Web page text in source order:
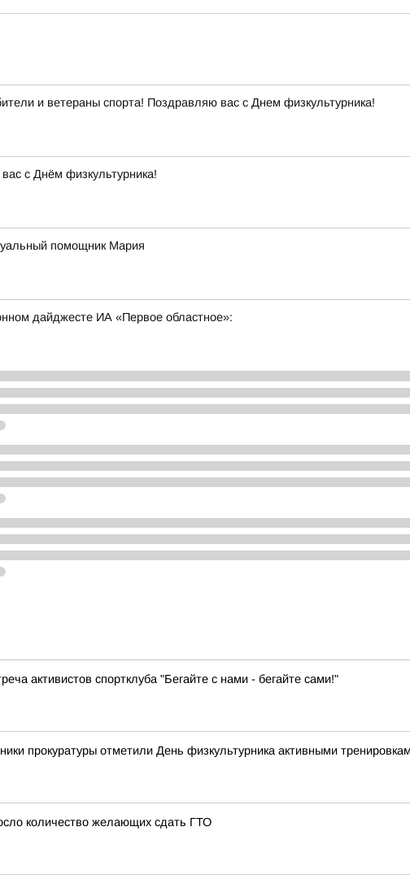
и ветераны спорта! Поздравляю вас с Днем физкультурника!
с Днём физкультурника!
помощник Мария
дайджесте ИА «Первое областное»:
активистов спортклуба "Бегайте с нами - бегайте сами!"
прокуратуры отметили День физкультурника активными
количество желающих сдать ГТО